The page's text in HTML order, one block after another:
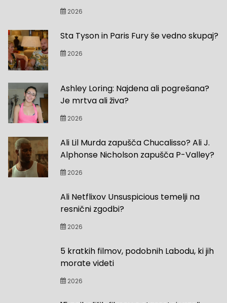
2026
Sta Tyson in Paris Fury še vedno skupaj?
2026
Ashley Loring: Najdena ali pogrešana?
Je mrtva ali živa?
2026
Ali Lil Murda zapušča Chucalisso? Ali J.
Alphonse Nicholson zapušča P-Valley?
2026
Ali Netflixov Unsuspicious temelji na
resnični zgodbi?
2026
5 kratkih filmov, podobnih Labodu, ki jih
morate videti
2026